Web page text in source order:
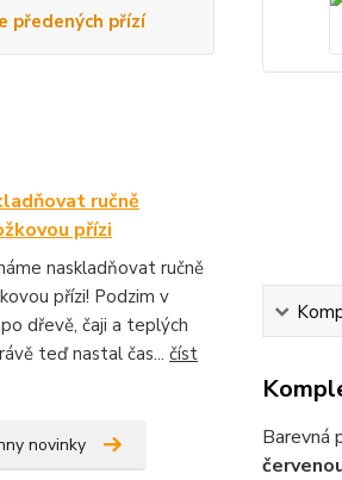
předených přízí
ručně
přízi
naskladňovat ručně
přízi! Podzim v
dřevě, čaji a teplých
teď nastal čas... číst
novinky Barevná